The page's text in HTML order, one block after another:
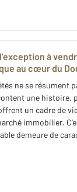
à
au cœur du
ne se résument
une histoire,
un cadre de
immobilier.
demeure de